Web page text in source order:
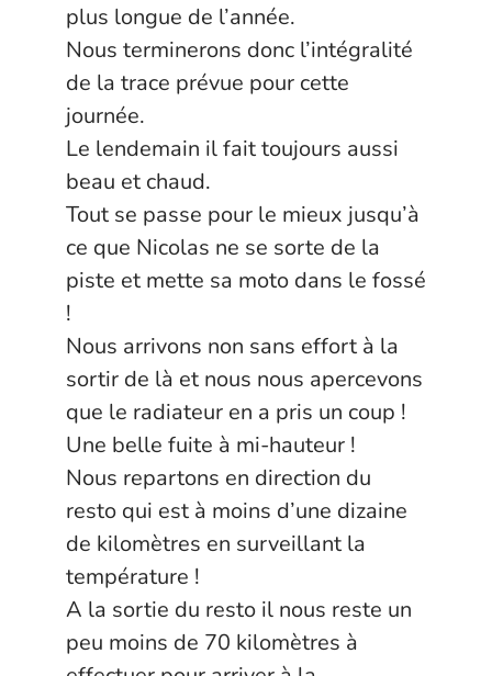
plus longue de l’année.
Nous terminerons donc l’intégralité
de la trace prévue pour cette
journée.
Le lendemain il fait toujours aussi
beau et chaud.
Tout se passe pour le mieux jusqu’à
ce que Nicolas ne se sorte de la
piste et mette sa moto dans le fossé
!
Nous arrivons non sans effort à la
sortir de là et nous nous apercevons
que le radiateur en a pris un coup !
Une belle fuite à mi-hauteur !
Nous repartons en direction du
resto qui est à moins d’une dizaine
de kilomètres en surveillant la
température !
A la sortie du resto il nous reste un
peu moins de 70 kilomètres à